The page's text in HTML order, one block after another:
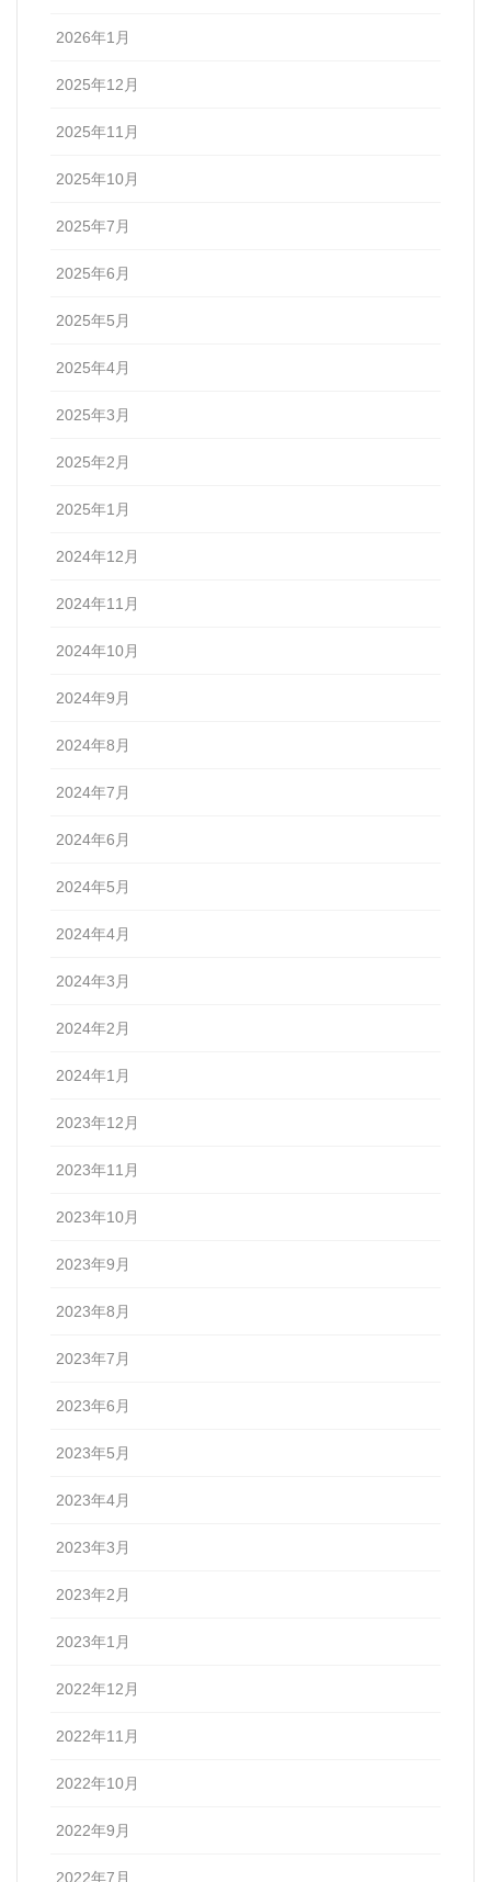
2026年1月
2025年12月
2025年11月
2025年10月
2025年7月
2025年6月
2025年5月
2025年4月
2025年3月
2025年2月
2025年1月
2024年12月
2024年11月
2024年10月
2024年9月
2024年8月
2024年7月
2024年6月
2024年5月
2024年4月
2024年3月
2024年2月
2024年1月
2023年12月
2023年11月
2023年10月
2023年9月
2023年8月
2023年7月
2023年6月
2023年5月
2023年4月
2023年3月
2023年2月
2023年1月
2022年12月
2022年11月
2022年10月
2022年9月
2022年7月